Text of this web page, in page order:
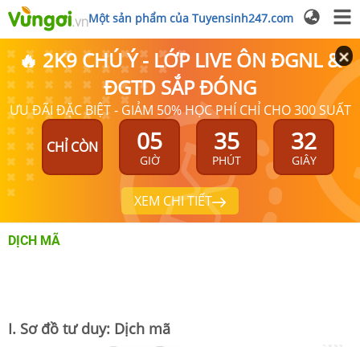
Một sản phẩm của Tuyensinh247.com
🔥 2K9 CHÚ Ý - LỚP LIVE ÔN ĐGNL &
ĐGTD SẮP ĐÓNG
ƯU ĐÃI ĐẶC BIỆT - GIẢM 50% HỌC PHÍ CHỈ CHO 300 SUẤT
CHỈ CÒN 05
GIỜ
35
PHÚT
31
GIÂY
XEM CHI TIẾT
DỊCH MÃ
I. Sơ đồ tư duy: Dịch mã